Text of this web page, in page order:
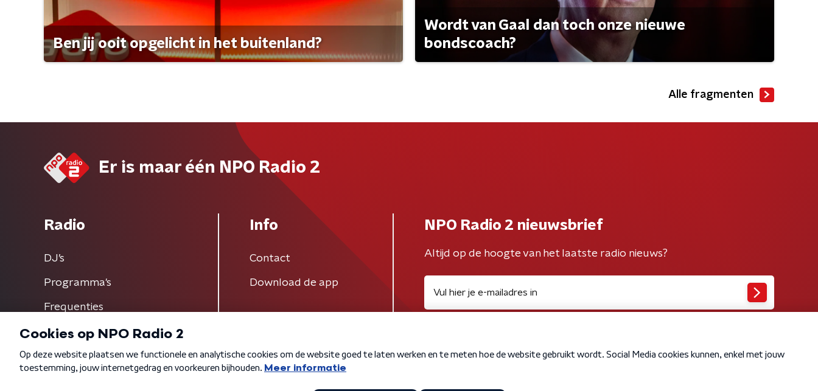
Ben jij ooit opgelicht in het buitenland?
Wordt van Gaal dan toch onze nieuwe
bondscoach?
Alle fragmenten
Er is maar één NPO Radio 2
Radio
DJ’s
Programma's
Frequenties
Info
Contact
Download de app
NPO Radio 2 nieuwsbrief
Altijd op de hoogte van het laatste radio nieuws?
Algemene voorwaarden Privacybeleid